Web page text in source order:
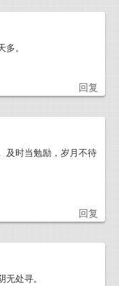
。
回复
及时当勉励，岁月不待
回复
处寻。